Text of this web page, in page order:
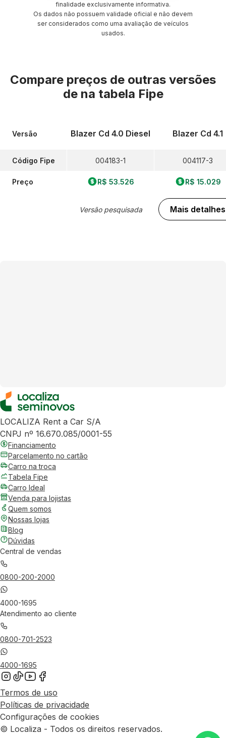
finalidade exclusivamente informativa.
Os dados não possuem validade oficial e não devem
ser considerados como uma avaliação de veículos
usados.
Compare preços de outras versões
de na tabela Fipe
Versão
Código Fipe
Preço
Blazer Cd 4.0 Diesel
004183-1
R$ 53.526
Versão pesquisada
Blazer Cd 4.1
004117-3
R$ 15.029
Mais detalhes
LOCALIZA Rent a Car S/A
CNPJ nº 16.670.085/0001-55
Financiamento
Parcelamento no cartão
Carro na troca
Tabela Fipe
Carro Ideal
Venda para lojistas
Quem somos
Nossas lojas
Blog
Dúvidas
Central de vendas
0800-200-2000
4000-1695
Atendimento ao cliente
0800-701-2523
4000-1695
Termos de uso
Políticas de privacidade
Configurações de cookies
© Localiza - Todos os direitos reservados.